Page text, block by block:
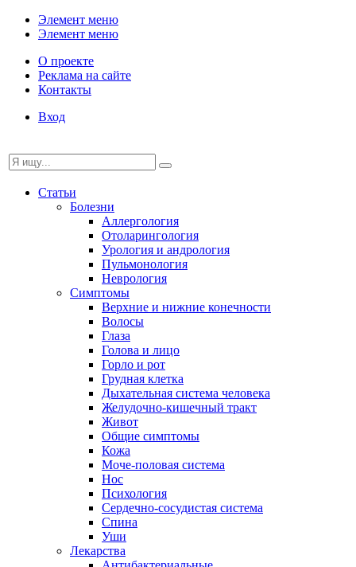
Элемент меню
Элемент меню
О проекте
Реклама на сайте
Контакты
Вход
Статьи
Болезни
Аллергология
Отоларингология
Урология и андрология
Пульмонология
Неврология
Симптомы
Верхние и нижние конечности
Волосы
Глаза
Голова и лицо
Горло и рот
Грудная клетка
Дыхательная система человека
Желудочно-кишечный тракт
Живот
Общие симптомы
Кожа
Моче-половая система
Нос
Психология
Сердечно-сосудистая система
Спина
Уши
Лекарства